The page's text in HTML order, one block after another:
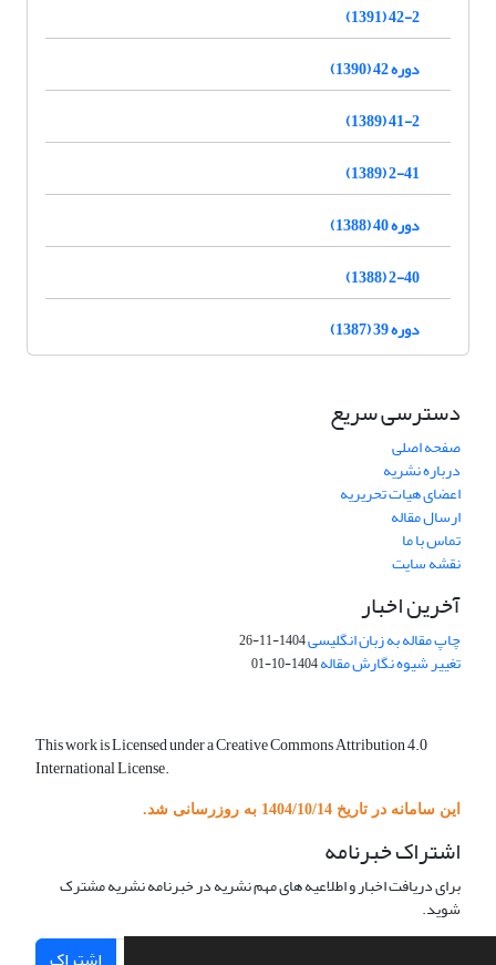
42-2 (1391)
دوره 42 (1390)
41-2 (1389)
2-41 (1389)
دوره 40 (1388)
2-40 (1388)
دوره 39 (1387)
دسترسی سریع
صفحه اصلی
درباره نشریه
اعضای هیات تحریریه
ارسال مقاله
تماس با ما
نقشه سایت
آخرین اخبار
چاپ مقاله به زبان انگلیسی1404-11-26
تغییر شیوه نگارش مقاله1404-10-01
This work is Licensed under a Creative Commons Attribution 4.0
International License.
این سامانه در تاریخ 1404/10/14 به روزرسانی شد.
اشتراک خبرنامه
برای دریافت اخبار و اطلاعیه های مهم نشریه در خبرنامه نشریه مشترک
شوید.